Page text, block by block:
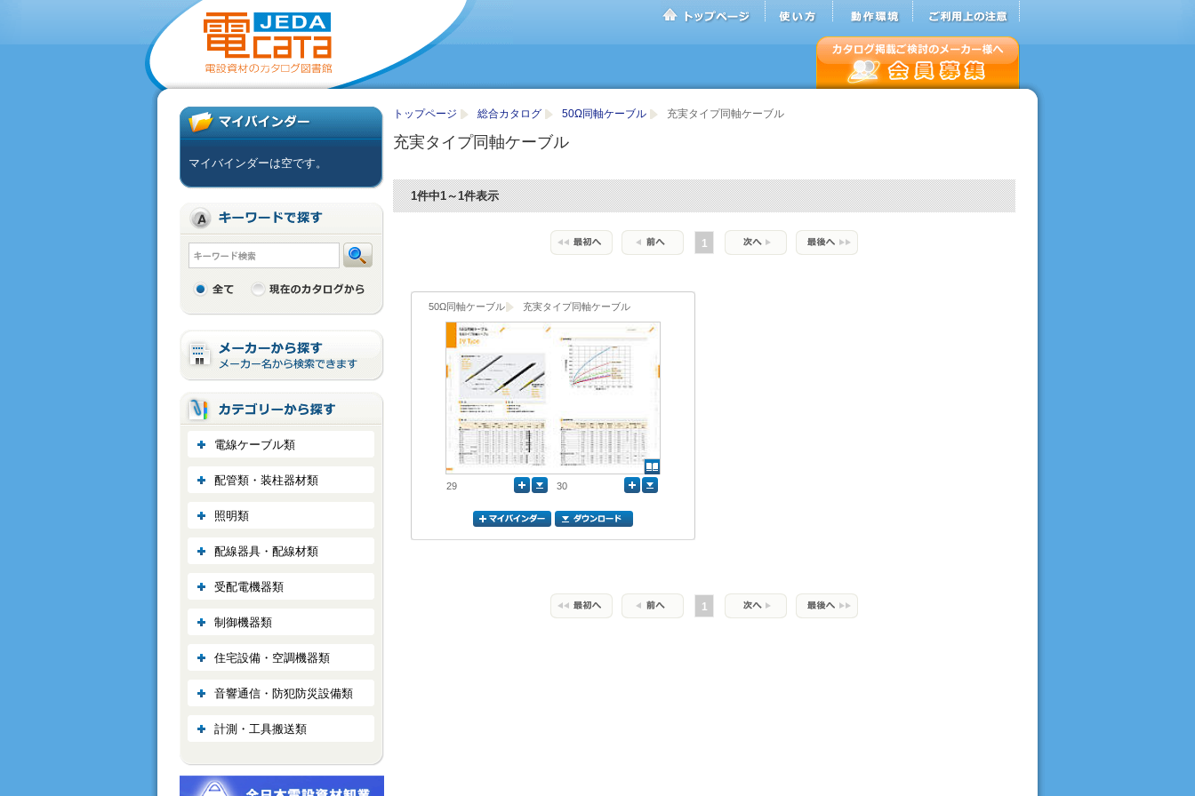
トップページ 総合カタログ 50Ω同軸ケーブル 充実タイプ同軸ケーブル
充実タイプ同軸ケーブル
1件中1～1件表示
1
50Ω同軸ケーブル 充実タイプ同軸ケーブル
29 30
1
マイバインダーは空です。
電線ケーブル類
配管類・装柱器材類
照明類
配線器具・配線材類
受配電機器類
制御機器類
住宅設備・空調機器類
音響通信・防犯防災設備類
計測・工具搬送類